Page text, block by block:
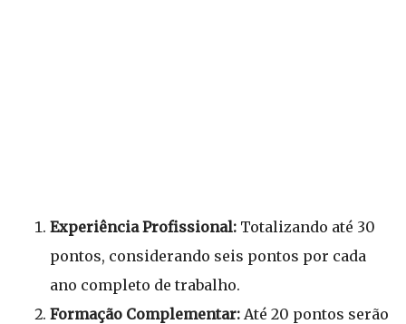
Experiência Profissional: Totalizando até 30
pontos, considerando seis pontos por cada
ano completo de trabalho.
Formação Complementar: Até 20 pontos serão